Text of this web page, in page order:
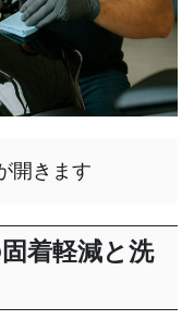
開きます
着軽減と洗